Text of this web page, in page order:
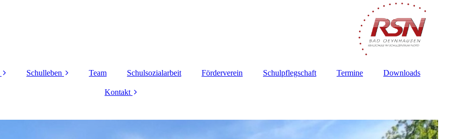
Schulleben Team Schulsozialarbeit Förderverein Schulpflegschaft Termine Downloads
Kontakt